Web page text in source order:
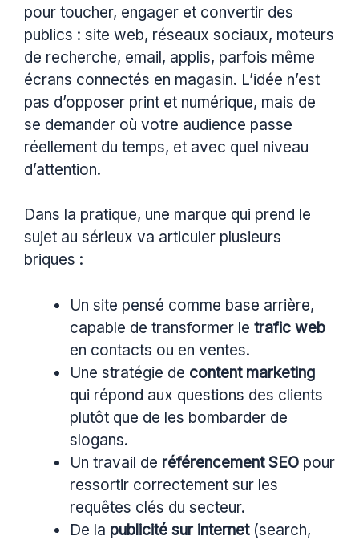
pour toucher, engager et convertir des
publics : site web, réseaux sociaux, moteurs
de recherche, email, applis, parfois même
écrans connectés en magasin. L’idée n’est
pas d’opposer print et numérique, mais de
se demander où votre audience passe
réellement du temps, et avec quel niveau
d’attention.
Dans la pratique, une marque qui prend le
sujet au sérieux va articuler plusieurs
briques :
Un site pensé comme base arrière,
capable de transformer le trafic web
en contacts ou en ventes.
Une stratégie de content marketing
qui répond aux questions des clients
plutôt que de les bombarder de
slogans.
Un travail de référencement SEO pour
ressortir correctement sur les
requêtes clés du secteur.
De la publicité sur internet(search,